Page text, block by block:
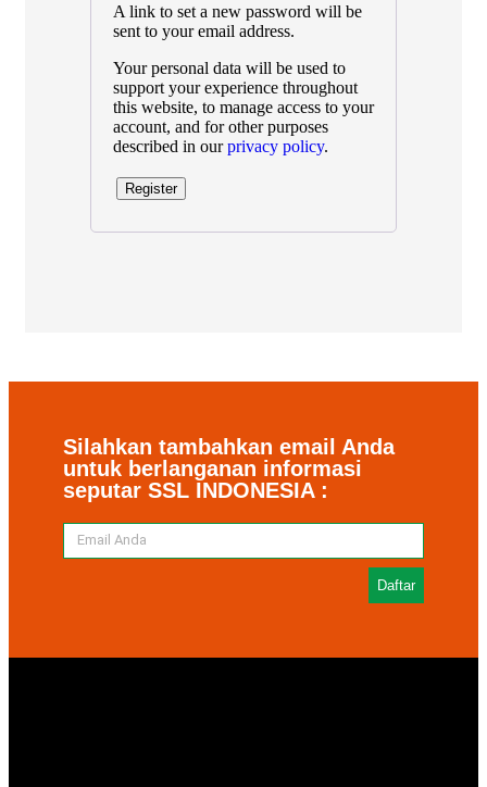
A link to set a new password will be
sent to your email address.
Your personal data will be used to
support your experience throughout
this website, to manage access to your
account, and for other purposes
described in ourprivacy policy.
Register
Silahkan tambahkan email Anda
untuk berlanganan informasi
seputar SSL INDONESIA :
Daftar